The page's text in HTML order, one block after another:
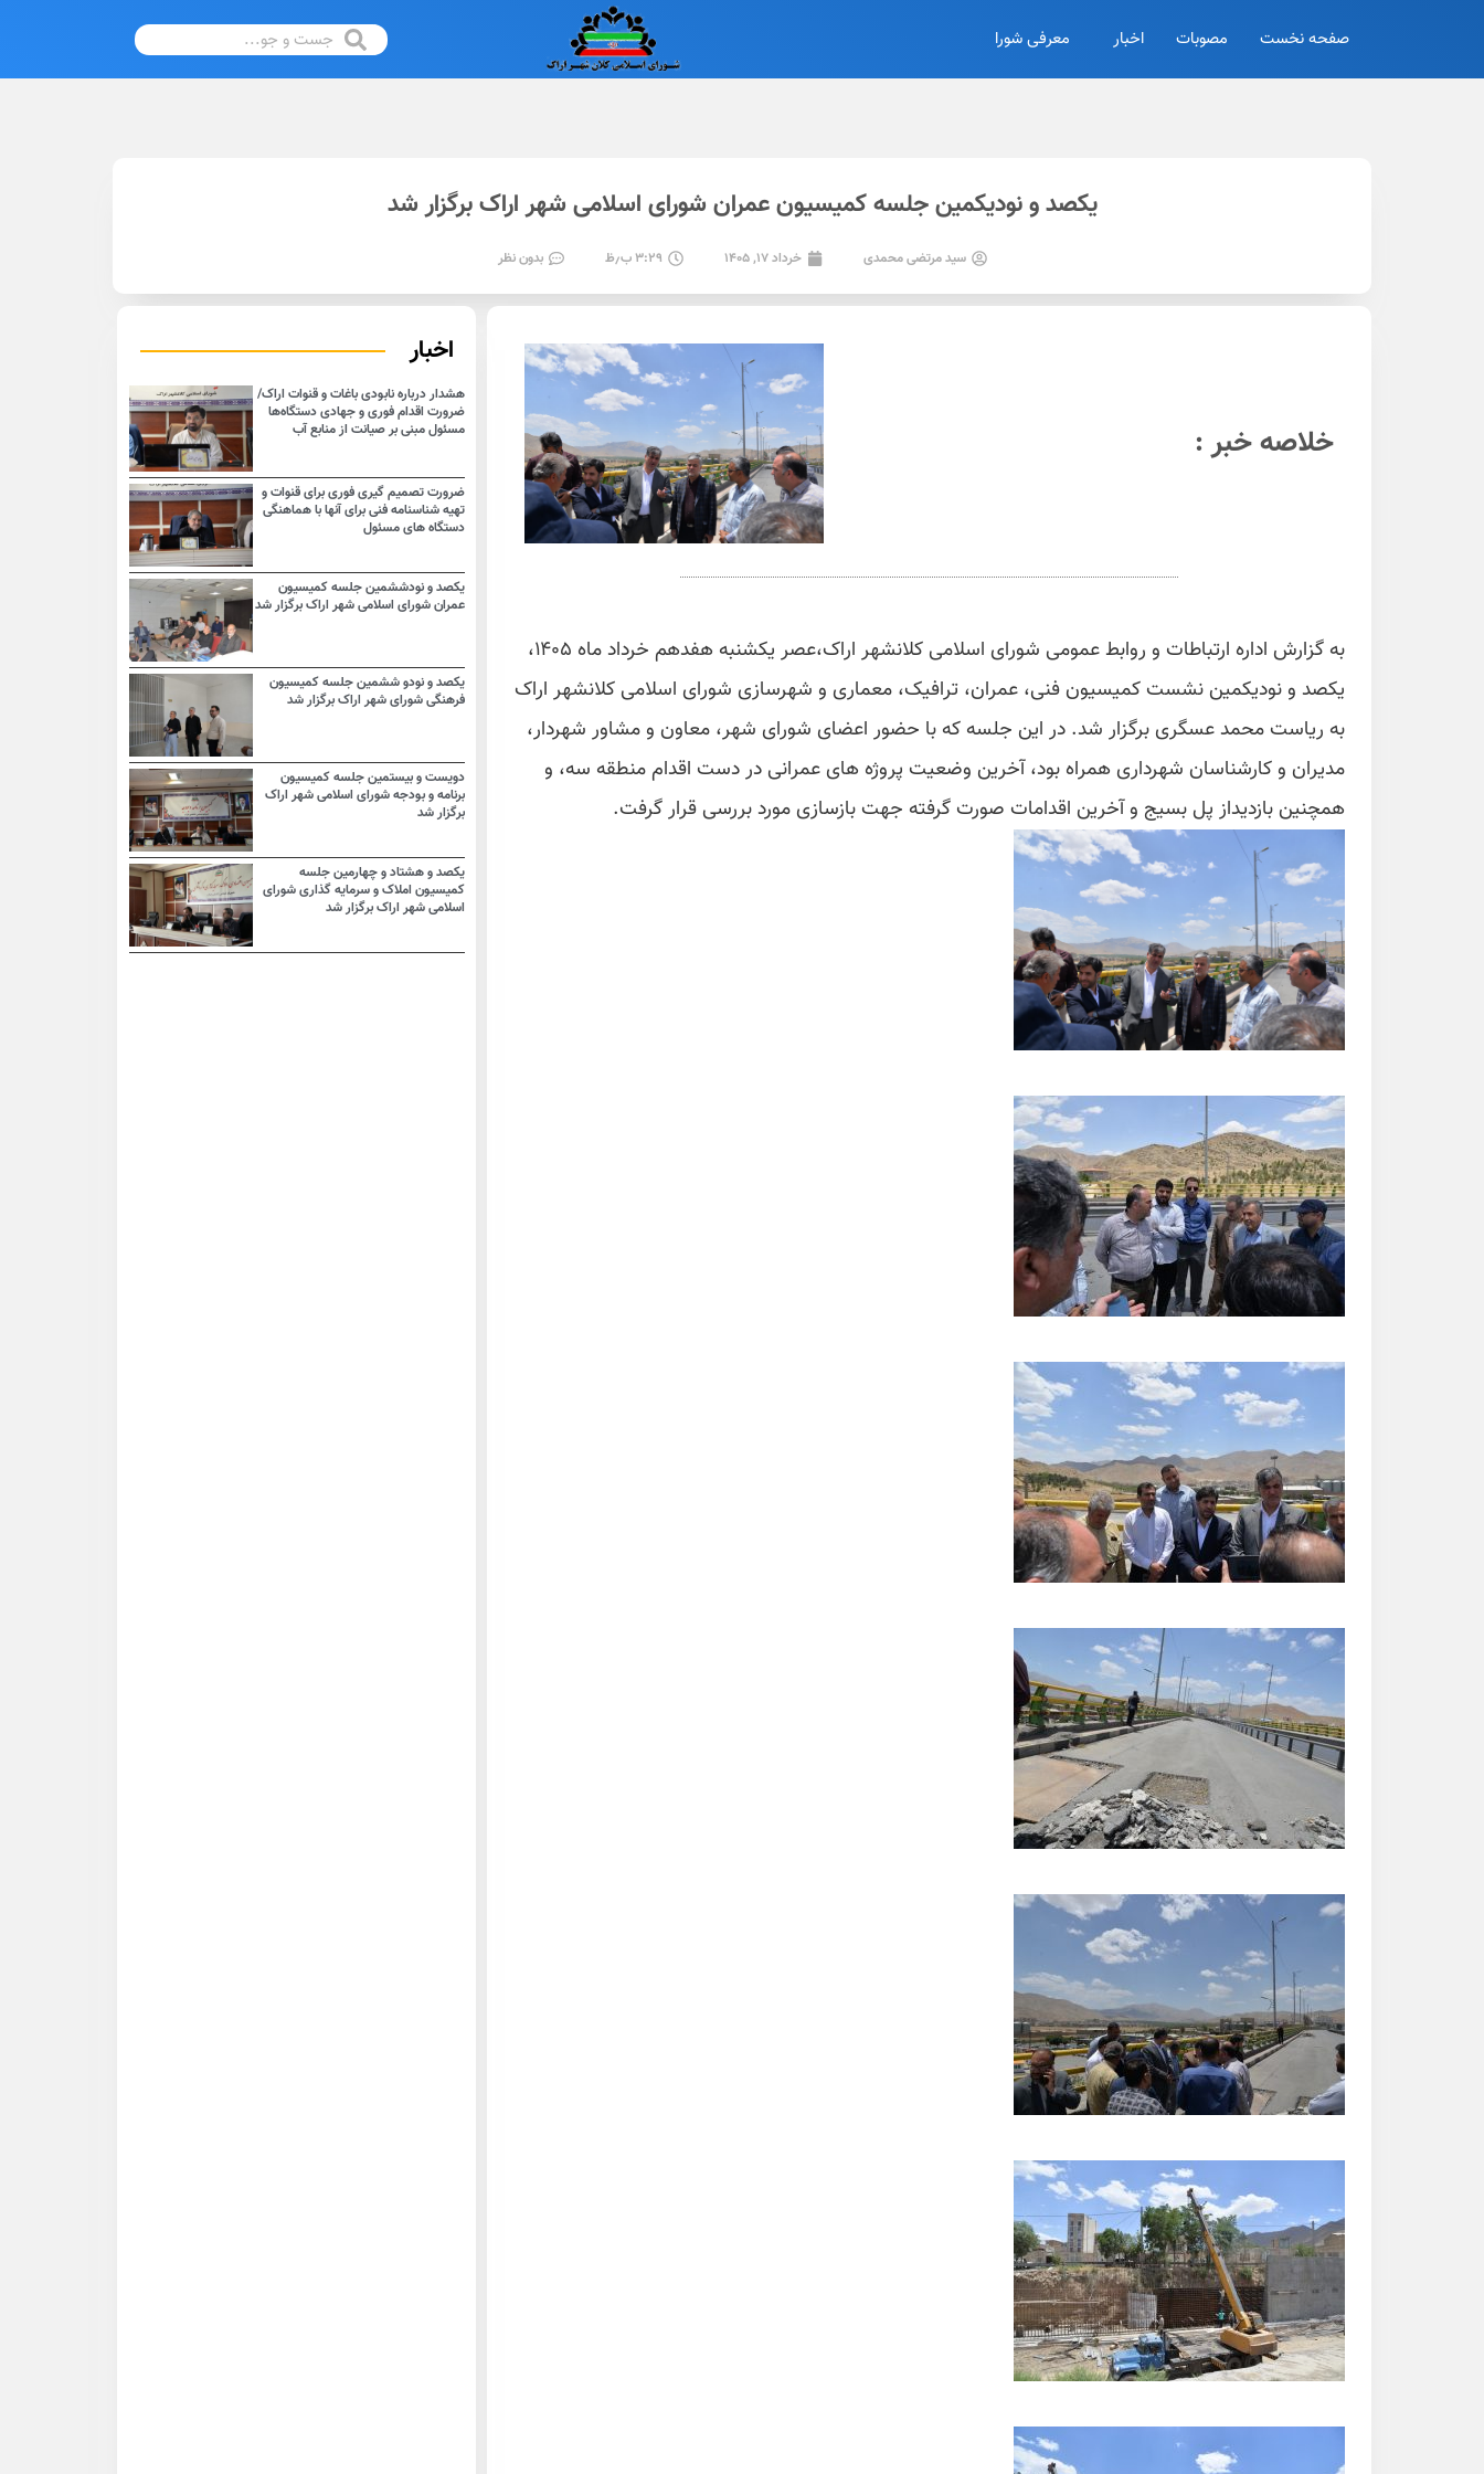
صفحه نخست مصوبات اخبار معرفی شورا
یکصد و نودیکمین جلسه کمیسیون عمران شورای اسلامی شهر اراک برگزار شد
سید مرتضی محمدی خرداد ۱۷, ۱۴۰۵ ۳:۲۹ ب٫ظ بدون نظر
خلاصه خبر :
به گزارش اداره ارتباطات و روابط عمومی شورای اسلامی کلانشهر اراک،عصر یکشنبه هفدهم خرداد ماه ۱۴۰۵،
یکصد و نودیکمین نشست کمیسیون فنی، عمران، ترافیک، معماری و شهرسازی شورای اسلامی کلانشهر اراک
به ریاست محمد عسگری برگزار شد. در این جلسه که با حضور اعضای شورای شهر، معاون و مشاور شهردار،
مدیران و کارشناسان شهرداری همراه بود، آخرین وضعیت پروژه های عمرانی در دست اقدام منطقه سه، و
همچنین بازدیداز پل بسیج و آخرین اقدامات صورت گرفته جهت بازسازی مورد بررسی قرار گرفت.
اخبار
هشدار درباره نابودی باغات و قنوات اراک/
ضرورت اقدام فوری و جهادی دستگاه‌ها
مسئول مبنی بر صیانت از منابع آب
ضرورت تصمیم گیری فوری برای قنوات و
تهیه شناسنامه فنی برای آنها با هماهنگی
دستگاه های مسئول
یکصد و نودششمین جلسه کمیسیون
عمران شورای اسلامی شهر اراک برگزار شد
یکصد و نودو ششمین جلسه کمیسیون
فرهنگی شورای شهر اراک برگزار شد
دویست و بیستمین جلسه کمیسیون
برنامه و بودجه شورای اسلامی شهر اراک
برگزار شد
یکصد و هشتاد و چهارمین جلسه
کمیسیون املاک و سرمایه گذاری شورای
اسلامی شهر اراک برگزار شد